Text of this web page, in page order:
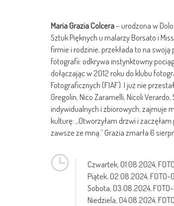
Maria Grazia Colcera– urodzona w
Sztuk Pięknych u malarzy Borsato i
firmie i rodzinie, przekłada to na
fotografii: odkrywa instynktowny
dołączając w 2012 roku do klubu
Fotograficznych (FIAF). I już nie
Gregolin, Nico Zaramelli, Nicoli
indywidualnych i zbiorowych; zajmuje
kulturę: „Otworzyłam drzwi i
zawsze ze mną.” Grazia zmarła 6
Czwartek,01.08.2024,
Piątek,02.08.2024, FOTO-
Sobota,03.08.2024,
Niedziela,04.08.2024,